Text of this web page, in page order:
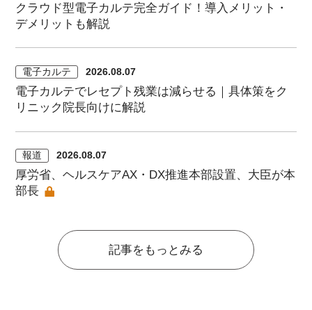
クラウド型電子カルテ完全ガイド！導入メリット・
デメリットも解説
電子カルテ 2026.08.07
電子カルテでレセプト残業は減らせる｜具体策をク
リニック院長向けに解説
報道 2026.08.07
厚労省、ヘルスケアAX・DX推進本部設置、大臣が本
部長
記事をもっとみる